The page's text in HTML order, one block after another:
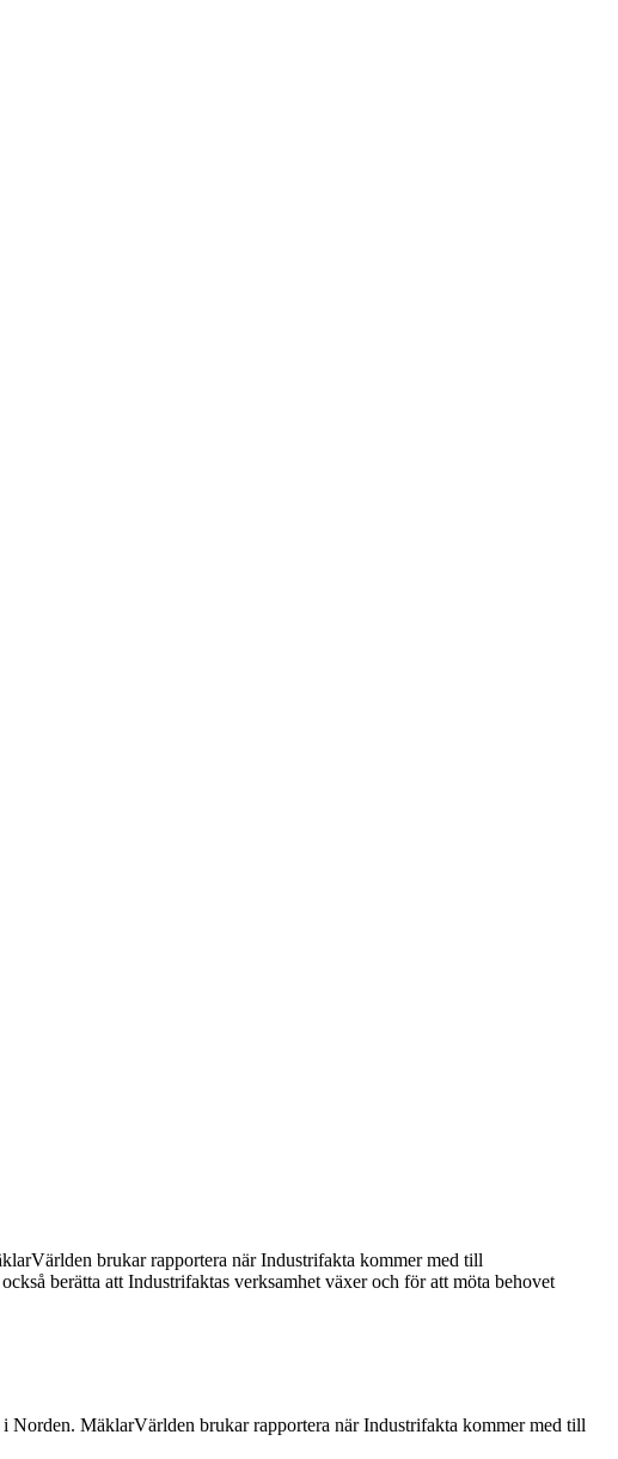
brukar rapportera när Industrifakta kommer med till
berätta att Industrifaktas verksamhet växer och för att möta behovet
Norden. MäklarVärlden brukar rapportera när Industrifakta kommer med till